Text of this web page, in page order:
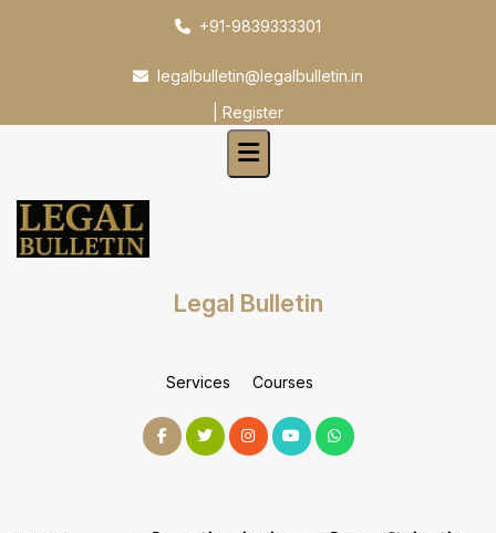
+91-9839333301
legalbulletin@legalbulletin.in
Register
Legal Bulletin
Services Courses